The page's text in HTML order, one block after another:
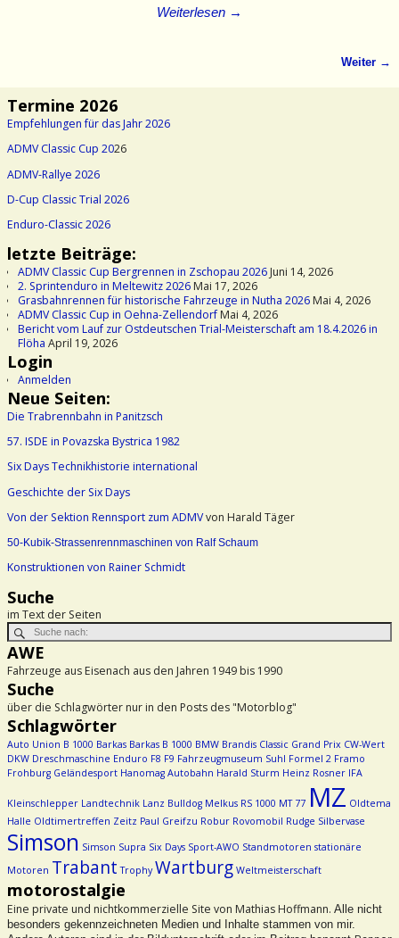
Weiterlesen →
Weiter →
Termine 2026
Empfehlungen für das Jahr 2026
ADMV Classic Cup 2026
ADMV-Rallye 2026
D-Cup Classic Trial 2026
Enduro-Classic 2026
letzte Beiträge:
ADMV Classic Cup Bergrennen in Zschopau 2026Juni 14, 2026
2. Sprintenduro in Meltewitz 2026Mai 17, 2026
Grasbahnrennen für historische Fahrzeuge in Nutha 2026Mai 4, 2026
ADMV Classic Cup in Oehna-ZellendorfMai 4, 2026
Bericht vom Lauf zur Ostdeutschen Trial-Meisterschaft am 18.4.2026 in
Flöha April 19, 2026
Login
Anmelden
Neue Seiten:
Die Trabrennbahn in Panitzsch
57. ISDE in Povazska Bystrica 1982
Six Days Technikhistorie international
Geschichte der Six Days
Von der Sektion Rennsport zum ADMVvon Harald Täger
50-Kubik-Strassenrennmaschinen von Ralf Schaum
Konstruktionen von Rainer Schmidt
Suche
im Text der Seiten
AWE
Fahrzeuge aus Eisenach aus den Jahren 1949 bis 1990
Suche
über die Schlagwörter nur in den Posts des "Motorblog"
Schlagwörter
Auto Union B 1000 Barkas Barkas B 1000 BMW Brandis Classic Grand Prix CW-Wert
DKW Dreschmaschine Enduro F8 F9 Fahrzeugmuseum Suhl Formel 2 Framo
Frohburg Geländesport Hanomag Autobahn Harald Sturm Heinz Rosner IFA
Kleinschlepper Landtechnik Lanz Bulldog Melkus RS 1000 MT 77 MZ Oldtema
Halle Oldtimertreffen Zeitz Paul Greifzu Robur Rovomobil Rudge Silbervase
Simson Simson Supra Six Days Sport-AWO Standmotoren stationäre
Motoren Trabant Trophy Wartburg Weltmeisterschaft
motorostalgie
Eine private und nichtkommerzielle Site von Mathias Hoffmann. Alle nicht
besonders gekennzeichneten Medien und Inhalte stammen von mir.